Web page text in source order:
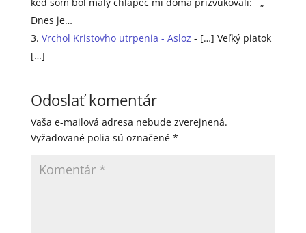
Dnes je…
Vrchol Kristovho utrpenia - Asloz - […] Veľký piatok
[…]
Odoslať komentár
Vaša e-mailová adresa nebude zverejnená.
Vyžadované polia sú označené *